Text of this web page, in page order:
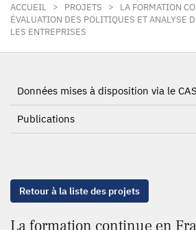
ACCUEIL > PROJETS >
LA FORMATION
ÉVALUATION DES POLITIQUES ET ANALYSE
LES ENTREPRISES
Données mises à disposition via le
Publications
Retour à la liste des projets
La formation continue en